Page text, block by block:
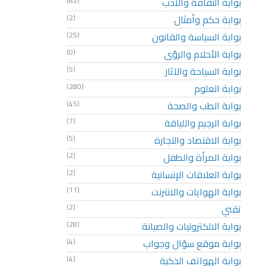
بوابة حكم وأمثال (2)
بوابة السياسة والقانون (25)
بوابة الأحلام والرؤى (0)
بوابة السياحة والآثار (5)
بوابة العلوم (280)
بوابة الطب والصحة (45)
بوابة الرجيم واللياقة (7)
بوابة الاقتصاد والتجارة (5)
بوابة المرأة والطفل (2)
بوابة العلاقات الإنسانية (2)
بوابة الهوايات والانترنت (11)
تقني (2)
بوابة الالكترونيات والصيانة (28)
بوابة موقع سؤال وجواب (4)
بوابة الهواتف الذكية (4)